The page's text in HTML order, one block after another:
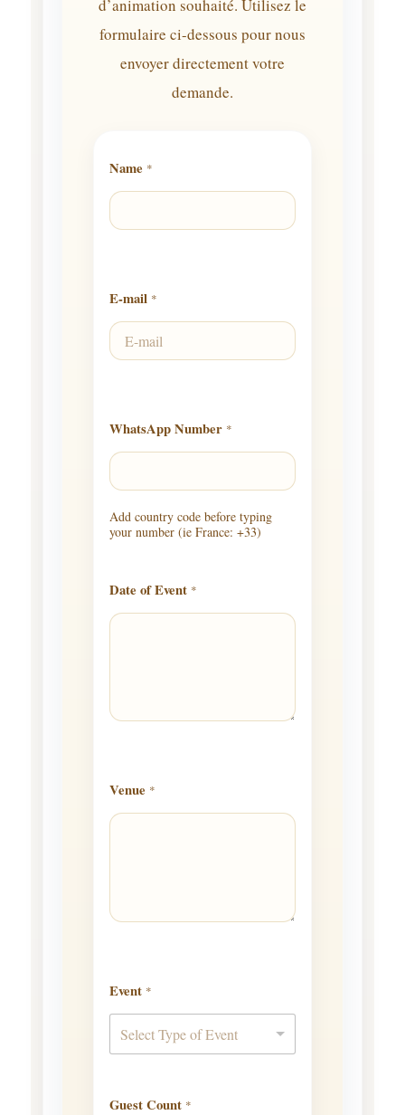
d’animation souhaité. Utilisez le
formulaire ci-dessous pour nous
envoyer directement votre
demande.
Name *
E-mail *
WhatsApp Number *
Add country code before typing
your number (ie France: +33)
Date of Event *
Venue *
Event *
Select Type of Event
Guest Count *